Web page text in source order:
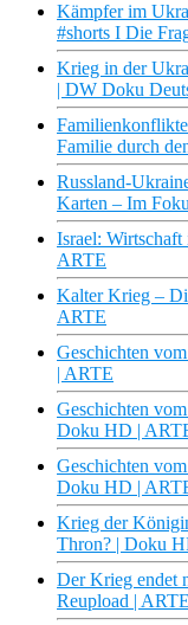
Kämpfer im
#shorts I Die
Krieg in der
| DW Doku
Familie durch
Russland-
Karten – Im
Israel:
ARTE
Kalter Krieg –
ARTE
Geschichten
| ARTE
Geschichten
Doku HD |
Geschichten
Doku HD |
Krieg der
Thron? | Doku
Der Krieg endet
Reupload | ARTE